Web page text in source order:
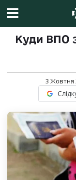
Куди ВПО
3 Жовтня